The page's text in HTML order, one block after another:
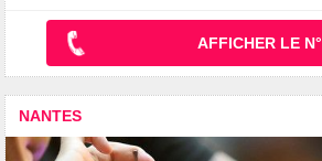
AFFICHER LE N°
NANTES